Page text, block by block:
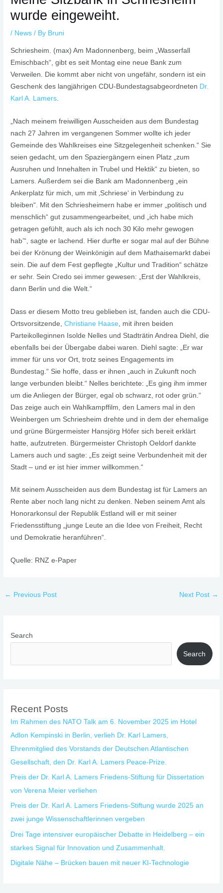
wurde eingeweiht.
/ News / By Bruni
Schriesheim. (max) Am Madonnenberg, beim „Wasserfall
Emischbach“, gibt es seit Montag eine neue Bank zum
Verweilen. Die kommt aber nicht von ungefähr, sondern ist ein
Geschenk des langjährigen CDU-Bundestagsabgeordneten Dr.
Karl A. Lamers
„Nach meinem freiwilligen Ausscheiden aus dem Bundestag
nach 27 Jahren im vergangenen Sommer wollte ich jeder
Gemeinde des Wahlkreises eine Sitzgelegenheit schenken.“ Sie
seien gedacht, um den Spaziergängern einen Platz „zum
Ausruhen und Innehalten in Trubel und Hektik“ zu bieten, so
Lamers. Außerdem sei die Bank am Madonnenberg „ein
Ankerplatz für mich, um mit ‚Schriese‘ in Verbindung zu
bleiben“. Mit den Schriesheimern habe er immer „politisch und
menschlich“ gut zusammengearbeitet, und „ich habe mich
getragen gefühlt, auch als ich noch 30 Kilo mehr gewogen
hab’“, sagte er lachend. Hier durfte er sogar mal auf der Bühne
bei der Krönung der Weinkönigin auf dem Mathaisemarkt dabei
sein. Die auf dem Fest gepflegte „Kultur und Tradition“ schätze
er sehr. Sein Credo sei immer gewesen: „Erst der Wahlkreis,
dann Berlin und die Welt.“
Dass er diesem Motto treu geblieben ist, fanden auch die CDU-
Ortsvorsitzende,Christiane Haase , mit ihren beiden
Parteikolleginnen Isolde Nelles und Stadträtin Andrea Diehl, die
ebenfalls bei der Übergabe dabei waren. Diehl sagte: „Er war
immer für uns vor Ort, trotz seines Engagements im
Bundestag.“ Sie hoffe, dass er ihnen „auch in Zukunft noch
lange verbunden bleibt.“ Nelles berichtete: „Es ging ihm immer
um die Anliegen der Bürger, egal ob schwarz, rot oder grün.“
Das zeige auch ein Wahlkampffilm, den Lamers mal in den
Weinbergen um Schriesheim drehte und in dem der ehemalige
und grüne Bürgermeister Hansjörg Höfer sich bereit erklärt
hatte, aufzutreten. Bürgermeister Christoph Oeldorf dankte
Lamers auch und sagte: „Es zeigt seine Verbundenheit mit der
Stadt – und er ist hier immer willkommen.“
Mit seinem Ausscheiden aus dem Bundestag ist für Lamers an
Rente aber noch lang nicht zu denken. Neben seinem Amt als
Honorarkonsul der Republik Estland will er mit seiner
Friedensstiftung „junge Leute an die Idee von Freiheit, Recht
und Demokratie heranführen“.
Quelle: RNZ e-Paper
← Previous Post Next Post →
Search
Search
Recent Posts
Im Rahmen des NATO Talk am 6. November 2025 im Hotel
Adlon Kempinski in Berlin, verlieh Dr. Karl Lamers,
Ehrenmitglied des Vorstands der Deutschen Atlantischen
Gesellschaft, den Dr. Karl A. Lamers Peace-Prize.
Preis der Dr. Karl A. Lamers Friedens-Stiftung für Dissertation
von Verena Meier verliehen
Preis der Dr. Karl A. Lamers Friedens-Stiftung wurde 2025 an
zwei junge Wissenschaftlerinnen vergeben
Drei Tage intensiver europäischer Debatte in Heidelberg – ein
starkes Signal für Innovation und Zusammenhalt.
Digitale Nähe – Brücken bauen mit neuer KI-Technologie